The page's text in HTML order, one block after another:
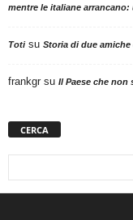
mentre le italiane
Totisu Storia di due amiche
frankgr su Il Paese che non
CERCA